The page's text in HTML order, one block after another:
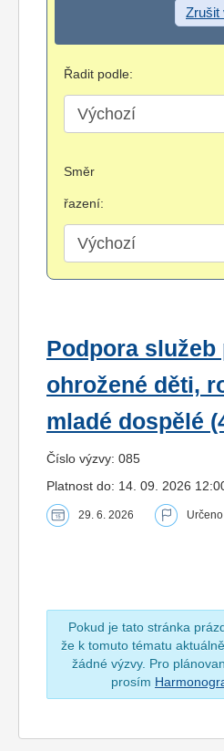
Zrušit
Řadit podle:
Směr
řazení:
Podpora služeb
ohrožené děti,
mladé dospělé
Číslo výzvy: 085
Platnost do: 14. 09. 2026
29. 6. 2026
Pokud je tato stránka
že k tomuto tématu
žádné výzvy. Pro
prosím